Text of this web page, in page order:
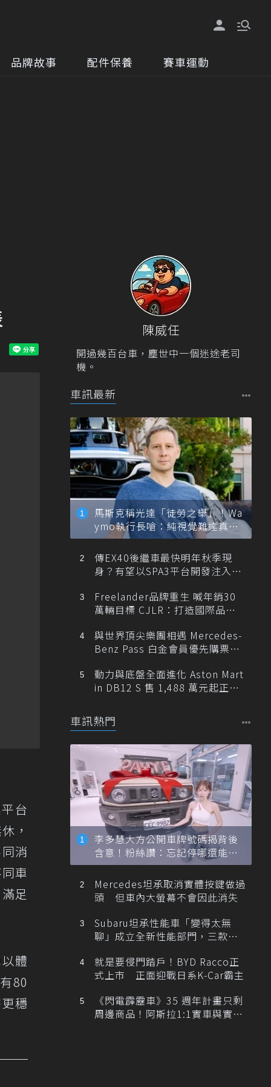
品牌故事 配件保養 賽車運動
台
，
消
車
足
體
80
穩
陳威任
開過幾百台車，塵世中一個迷途老司
機。
車訊最新
馬斯克稱光達「徒勞之舉」！Wa
ymo執行長嗆：純視覺難達真正
自動駕駛
傳EX40後繼車最快明年秋季現
身？有望以SPA3平台開發注入80
Freelander品牌重生 喊年銷30
萬輛目標 CJLR：打造國際品牌
與世界頂尖樂團相遇 Mercedes-
Benz Pass 白金會員優先購票維
動力與底盤全面進化 Aston Mart
in DB12 S 售 1,488 萬元起正式
車訊熱門
李多慧大方公開車牌號碼揭背後
含意！粉絲讚：忘記停哪還能幫
忙找車
Mercedes坦承取消實體按鍵做過
頭 但車內大螢幕不會因此消失
Subaru坦承性能車「變得太無
聊」成立全新性能部門，三款手
就是要侵門踏戶！BYD Racco正
式上市 正面迎戰日系K-Car霸主
《閃電霹靂車》35 週年計畫只剩
周邊商品！阿斯拉1:1實車與實體